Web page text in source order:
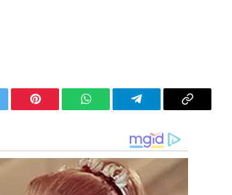
Pinterest WhatsAppTelegram Copy